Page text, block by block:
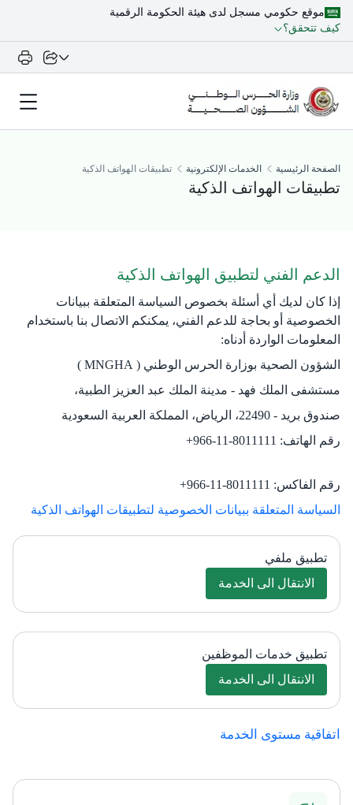
موقع حكومي مسجل لدى هيئة الحكومة الرقمية
كيف تتحقق؟
الصفحة الرئيسية الخدمات الإلكترونية تطبيقات الهواتف الذكية
تطبيقات الهواتف الذكية
الدعم الفني لتطبيق الهواتف الذكية
إذا كان لديك أي أسئلة بخصوص السياسة المتعلقة ببيانات
الخصوصية أو بحاجة للدعم الفني، يمكنكم الاتصال بنا باستخدام
المعلومات الواردة أدناه:
الشؤون الصحية بوزارة الحرس الوطني ( MNGHA )
مستشفى الملك فهد - مدينة الملك عبد العزيز الطبية،
صندوق بريد - 22490، الرياض، المملكة العربية السعودية
رقم الهاتف: 8011111-11-966+
رقم الفاكس: 8011111-11-966+
السياسة المتعلقة ببيانات الخصوصية لتطبيقات الهواتف الذكية
تطبيق ملفي
الانتقال الى الخدمة
تطبيق خدمات الموظفين
الانتقال الى الخدمة
اتفاقية مستوى الخدمة